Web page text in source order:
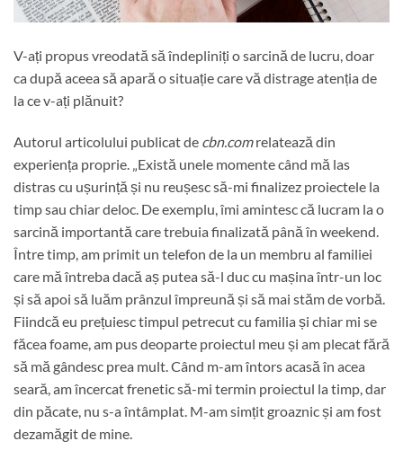
V-ați propus vreodată să îndepliniți o sarcină de lucru, doar
ca după aceea să apară o situație care vă distrage atenția de
la ce v-ați plănuit?
Autorul articolului publicat de cbn.comrelatează din
experiența proprie. „Există unele momente când mă las
distras cu ușurință și nu reușesc să-mi finalizez proiectele la
timp sau chiar deloc. De exemplu, îmi amintesc că lucram la o
sarcină importantă care trebuia finalizată până în weekend.
Între timp, am primit un telefon de la un membru al familiei
care mă întreba dacă aș putea să-l duc cu mașina într-un loc
și să apoi să luăm prânzul împreună și să mai stăm de vorbă.
Fiindcă eu prețuiesc timpul petrecut cu familia și chiar mi se
făcea foame, am pus deoparte proiectul meu și am plecat fără
să mă gândesc prea mult. Când m-am întors acasă în acea
seară, am încercat frenetic să-mi termin proiectul la timp, dar
din păcate, nu s-a întâmplat. M-am simțit groaznic și am fost
dezamăgit de mine.